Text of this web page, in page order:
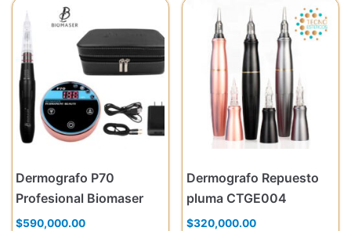
Dermografo P70
Profesional Biomaser
$590,000.00
Dermografo Repuesto
pluma CTGE004
$320,000.00